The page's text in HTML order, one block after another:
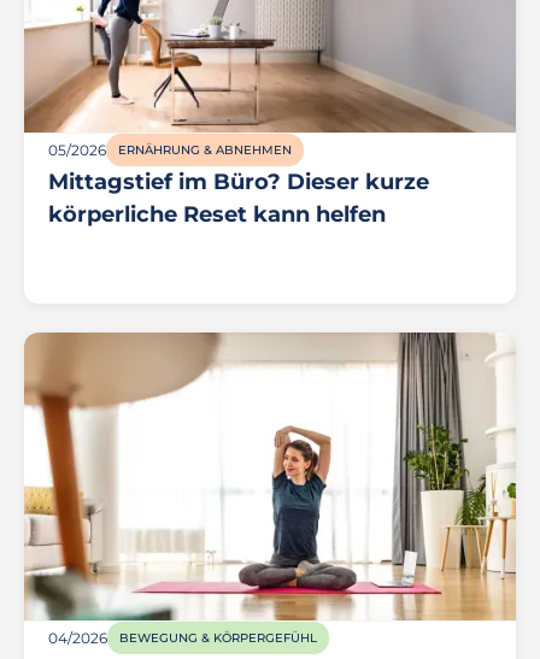
05/2026 ERNÄHRUNG & ABNEHMEN
Mittagstief im Büro? Dieser kurze
körperliche Reset kann helfen
04/2026 BEWEGUNG & KÖRPERGEFÜHL